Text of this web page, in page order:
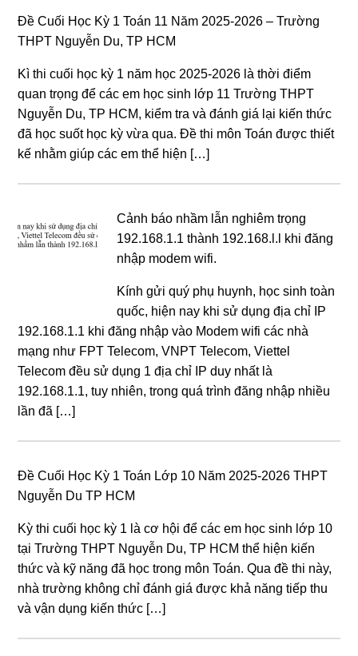
Đề Cuối Học Kỳ 1 Toán 11 Năm 2025-2026 – Trường
THPT Nguyễn Du, TP HCM
Kì thi cuối học kỳ 1 năm học 2025-2026 là thời điểm
quan trọng để các em học sinh lớp 11 Trường THPT
Nguyễn Du, TP HCM, kiểm tra và đánh giá lại kiến thức
đã học suốt học kỳ vừa qua. Đề thi môn Toán được thiết
kế nhằm giúp các em thể hiện […]
Cảnh báo nhầm lẫn nghiêm trọng
192.168.1.1 thành 192.168.l.l khi đăng
nhập modem wifi.
Kính gửi quý phụ huynh, học sinh toàn
quốc, hiện nay khi sử dụng địa chỉ IP
192.168.1.1 khi đăng nhập vào Modem wifi các nhà
mạng như FPT Telecom, VNPT Telecom, Viettel
Telecom đều sử dụng 1 địa chỉ IP duy nhất là
192.168.1.1, tuy nhiên, trong quá trình đăng nhập nhiều
lần đã […]
Đề Cuối Học Kỳ 1 Toán Lớp 10 Năm 2025-2026 THPT
Nguyễn Du TP HCM
Kỳ thi cuối học kỳ 1 là cơ hội để các em học sinh lớp 10
tại Trường THPT Nguyễn Du, TP HCM thể hiện kiến
thức và kỹ năng đã học trong môn Toán. Qua đề thi này,
nhà trường không chỉ đánh giá được khả năng tiếp thu
và vận dụng kiến thức […]